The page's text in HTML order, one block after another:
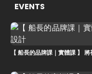
EVENTS
【 船長的品牌課｜實體課 】